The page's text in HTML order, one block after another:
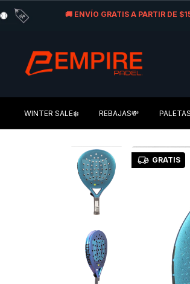
🚚 ENVÍO GRATIS A PARTIR DE
WINTER SALE❄️ REBAJAS💸 PALETAS
GRATIS